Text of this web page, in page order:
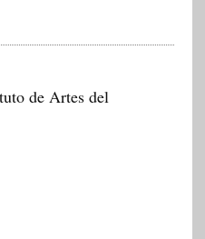
de Artes del